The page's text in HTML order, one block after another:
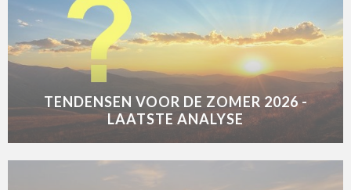
TENDENSEN VOOR DE ZOMER 2026 -
LAATSTE ANALYSE